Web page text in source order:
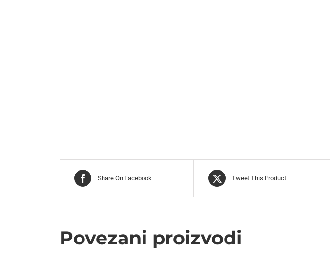
Share On Facebook Tweet This Product
Povezani proizvodi